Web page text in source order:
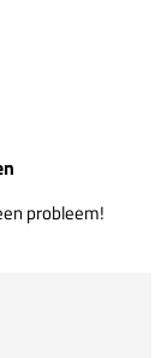
probleem!